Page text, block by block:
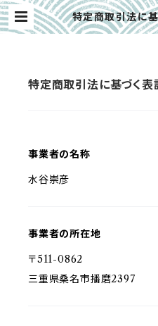
特定商取引法に
特定商取引法に基づく表
事業者の名称
水谷崇彦
事業者の所在地
〒511-0862
三重県桑名市播磨2397